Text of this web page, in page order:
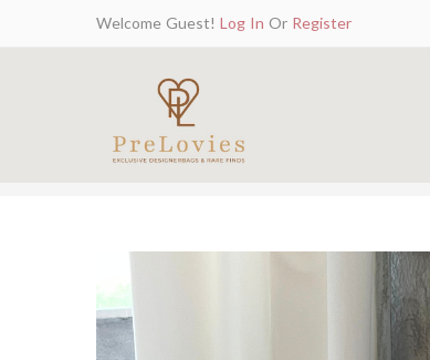
Welcome Guest! Log In Or Register
SHOP BAGS